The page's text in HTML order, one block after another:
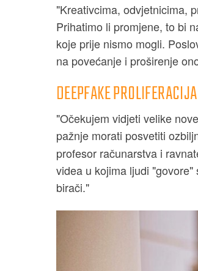
"Kreativcima, odvjetnicima,
Prihatimo li promjene, to bi
koje prije nismo mogli.
na povećanje i proširenje
DEEPFAKE PROLIFERACIJA
"Očekujem vidjeti velike
pažnje morati posvetiti
profesor računarstva i
videa u kojima ljudi
birači."